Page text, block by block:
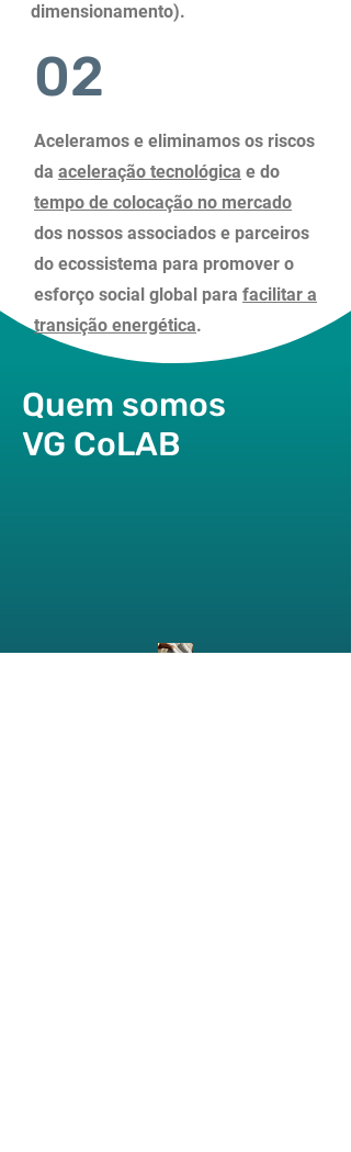
dimensionamento).
02
Aceleramos e eliminamos os riscos
da aceleração tecnológica e do
tempo de colocação no mercado
dos nossos associados e parceiros
do ecossistema para promover o
esforço social global para facilitar a
transição energética.
Quem somos
VG CoLAB